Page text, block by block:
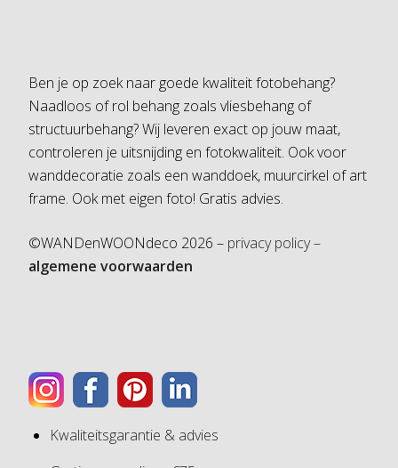
Ben je op zoek naar goede kwaliteit fotobehang?
Naadloos of rol behang zoals vliesbehang of
structuurbehang? Wij leveren exact op jouw maat,
controleren je uitsnijding en fotokwaliteit. Ook voor
wanddecoratie zoals een wanddoek, muurcirkel of art
frame. Ook met eigen foto! Gratis advies.
©WANDenWOONdeco 2026 – privacy policy –
algemene voorwaarden
Kwaliteitsgarantie & advies